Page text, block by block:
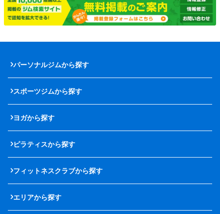
パーソナルジムから探す
スポーツジムから探す
ヨガから探す
ピラティスから探す
フィットネスクラブから探す
エリアから探す